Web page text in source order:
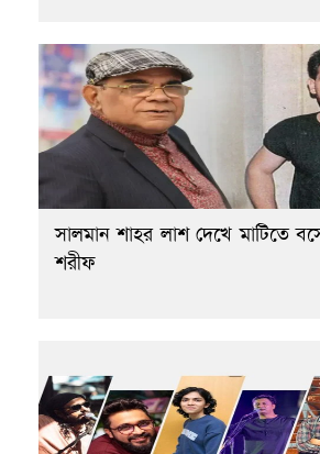
সালমান শাহর লাশ দেখে মাটিতে
শরীফ